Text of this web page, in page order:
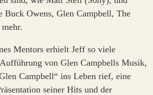
Buck Owens, Glen Campbell, The
Mentors erhielt Jeff so viele
von Glen Campbells Musik,
Campbell“ ins Leben rief, eine
seiner Hits und der